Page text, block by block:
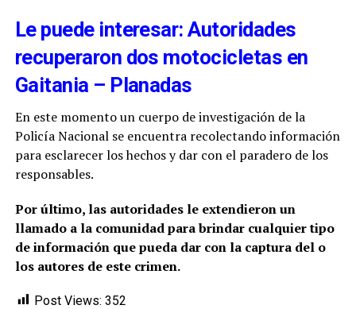
Le puede interesar: Autoridades
recuperaron dos motocicletas en
Gaitania – Planadas
En este momento un cuerpo de investigación de la
Policía Nacional se encuentra recolectando información
para esclarecer los hechos y dar con el paradero de los
responsables.
Por último, las autoridades le extendieron un
llamado a la comunidad para brindar cualquier tipo
de información que pueda dar con la captura del o
los autores de este crimen.
Post Views: 352